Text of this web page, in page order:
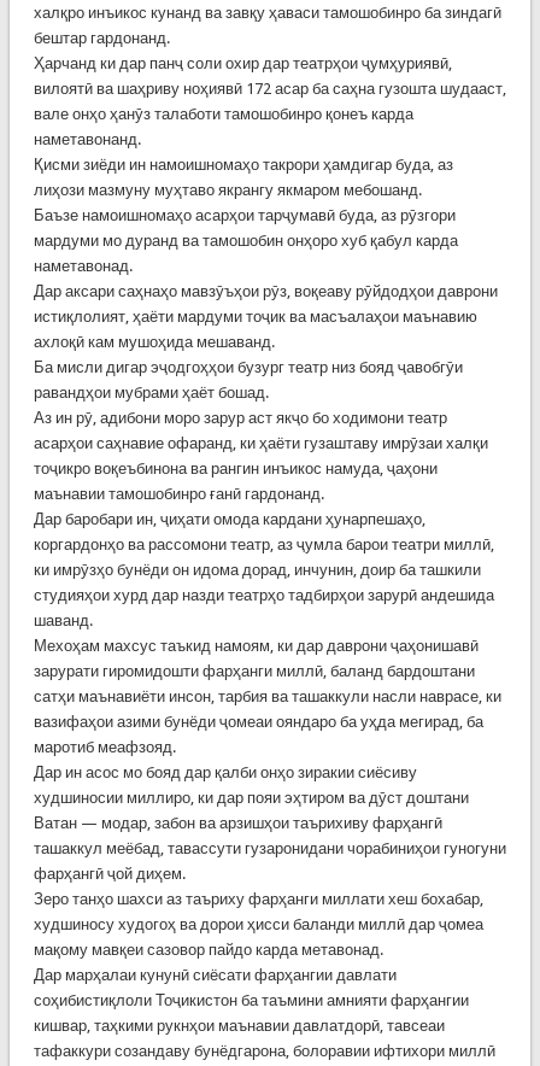
халқро инъикос кунанд ва завқу ҳаваси тамошобинро ба зиндагӣ
бештар гардонанд.
Ҳарчанд ки дар панҷ соли охир дар театрҳои ҷумҳуриявӣ,
вилоятӣ ва шаҳриву ноҳиявӣ 172 асар ба саҳна гузошта шудааст,
вале онҳо ҳанӯз талаботи тамошобинро қонеъ карда
наметавонанд.
Қисми зиёди ин намоишномаҳо такрори ҳамдигар буда, аз
лиҳози мазмуну муҳтаво якрангу якмаром мебошанд.
Баъзе намоишномаҳо асарҳои тарҷумавӣ буда, аз рӯзгори
мардуми мо дуранд ва тамошобин онҳоро хуб қабул карда
наметавонад.
Дар аксари саҳнаҳо мавзӯъҳои рӯз, воқеаву рӯйдодҳои даврони
истиқлолият, ҳаёти мардуми тоҷик ва масъалаҳои маънавию
ахлоқӣ кам мушоҳида мешаванд.
Ба мисли дигар эҷодгоҳҳои бузург театр низ бояд ҷавобгӯи
равандҳои мубрами ҳаёт бошад.
Аз ин рӯ, адибони моро зарур аст якҷо бо ходимони театр
асарҳои саҳнавие офаранд, ки ҳаёти гузаштаву имрӯзаи халқи
тоҷикро воқеъбинона ва рангин инъикос намуда, ҷаҳони
маънавии тамошобинро ғанӣ гардонанд.
Дар баробари ин, ҷиҳати омода кардани ҳунарпешаҳо,
коргардонҳо ва рассомони театр, аз ҷумла барои театри миллӣ,
ки имрӯзҳо бунёди он идома дорад, инчунин, доир ба ташкили
студияҳои хурд дар назди театрҳо тадбирҳои зарурӣ андешида
шаванд.
Мехоҳам махсус таъкид намоям, ки дар даврони ҷаҳонишавӣ
зарурати гиромидошти фарҳанги миллӣ, баланд бардоштани
сатҳи маънавиёти инсон, тарбия ва ташаккули насли наврасе, ки
вазифаҳои азими бунёди ҷомеаи ояндаро ба уҳда мегирад, ба
маротиб меафзояд.
Дар ин асос мо бояд дар қалби онҳо зиракии сиёсиву
худшиносии миллиро, ки дар пояи эҳтиром ва дӯст доштани
Ватан — модар, забон ва арзишҳои таърихиву фарҳангӣ
ташаккул меёбад, тавассути гузаронидани чорабиниҳои гуногуни
фарҳангӣ ҷой диҳем.
Зеро танҳо шахси аз таъриху фарҳанги миллати хеш бохабар,
худшиносу худогоҳ ва дорои ҳисси баланди миллӣ дар ҷомеа
мақому мавқеи сазовор пайдо карда метавонад.
Дар марҳалаи кунунӣ сиёсати фарҳангии давлати
соҳибистиқлоли Тоҷикистон ба таъмини амнияти фарҳангии
кишвар, таҳкими рукнҳои маънавии давлатдорӣ, тавсеаи
тафаккури созандаву бунёдгарона, болоравии ифтихори миллӣ